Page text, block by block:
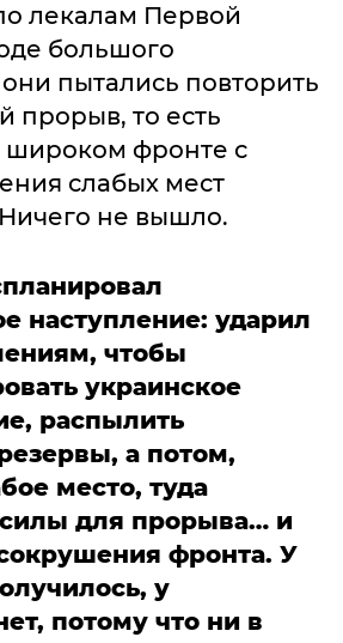
лекалам Первой
большого
пытались повторить
прорыв, то есть
широком фронте с
слабых мест
не вышло.
наступление: ударил
чтобы
украинское
распылить
а потом,
место, туда
силы для прорыва… и
фронта. У
у
потому что ни в